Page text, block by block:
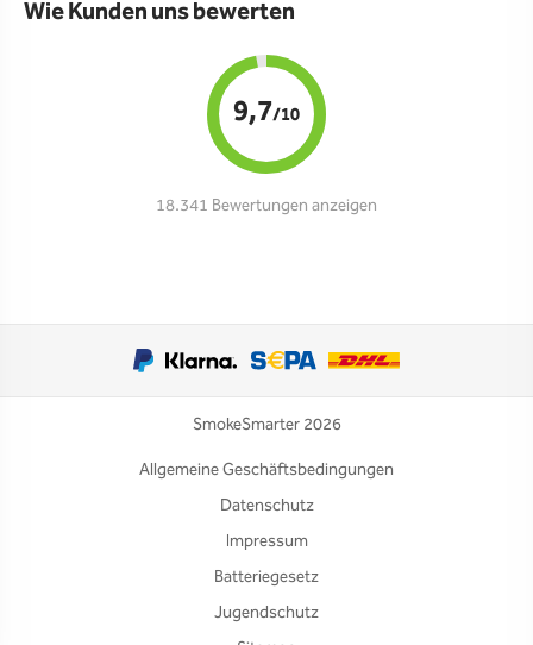
Wie Kunden uns bewerten
9,7/10
18.341 Bewertungen anzeigen
SmokeSmarter 2026
Allgemeine Geschäftsbedingungen
Datenschutz
Impressum
Batteriegesetz
Jugendschutz